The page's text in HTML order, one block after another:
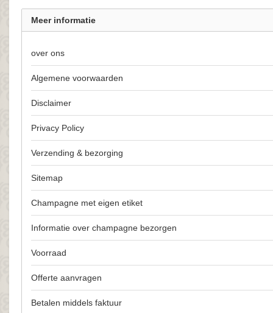
Meer informatie
over ons
Algemene voorwaarden
Disclaimer
Privacy Policy
Verzending & bezorging
Sitemap
Champagne met eigen etiket
Informatie over champagne bezorgen
Voorraad
Offerte aanvragen
Betalen middels faktuur